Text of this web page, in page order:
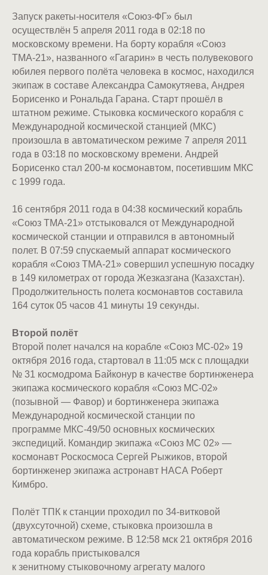
Запуск ракеты-носителя «Союз-ФГ» был
осуществлён 5 апреля 2011 года в 02:18 по
московскому времени. На борту корабля «Союз
ТМА-21», названного «Гагарин» в честь полувекового
юбилея первого полёта человека в космос, находился
экипаж в составе Александра Самокутяева, Андрея
Борисенко и Рональда Гарана. Старт прошёл в
штатном режиме. Стыковка космического корабля с
Международной космической станцией (МКС)
произошла в автоматическом режиме 7 апреля 2011
года в 03:18 по московскому времени. Андрей
Борисенко стал 200-м космонавтом, посетившим МКС
с 1999 года.
16 сентября 2011 года в 04:38 космический корабль
«Союз ТМА-21» отстыковался от Международной
космической станции и отправился в автономный
полет. В 07:59 спускаемый аппарат космического
корабля «Союз ТМА-21» совершил успешную посадку
в 149 километрах от города Жезказгана (Казахстан).
Продолжительность полета космонавтов составила
164 суток 05 часов 41 минуты 19 секунды.
Второй полёт
Второй полет начался на корабле «Союз МС-02» 19
октября 2016 года, стартовал в 11:05 мск с площадки
№ 31 космодрома Байконур в качестве бортинженера
экипажа космического корабля «Союз МС-02»
(позывной — Фавор) и бортинженера экипажа
Международной космической станции по
программе МКС-49/50 основных космических
экспедиций. Командир экипажа «Союз МС 02» —
космонавт Роскосмоса Сергей Рыжиков, второй
бортинженер экипажа астронавт НАСА Роберт
Кимбро.
Полёт ТПК к станции проходил по 34-витковой
(двухсуточной) схеме, стыковка произошла в
автоматическом режиме. В 12:58 мск 21 октября 2016
года корабль пристыковался
к зенитному стыковочному агрегату малого